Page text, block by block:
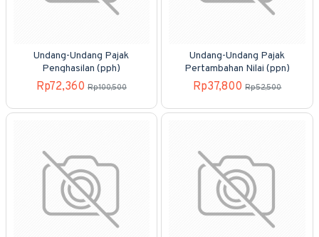
Undang-Undang Pajak
Penghasilan (pph)
Rp72,360 Rp100,500
Undang-Undang Pajak
Pertambahan Nilai (ppn)
Rp37,800 Rp52,500